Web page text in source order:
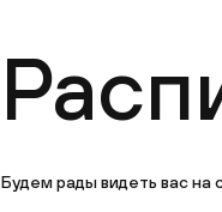
Будем рады видеть вас на